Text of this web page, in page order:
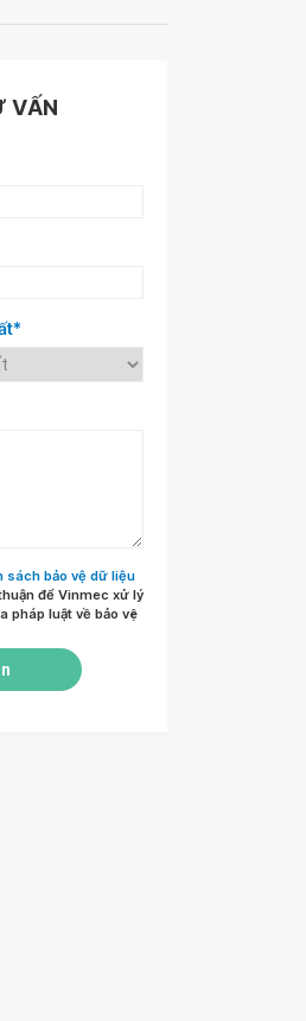
VẤN
sách bảo vệ dữ liệu
để Vinmec xử lý
pháp luật về bảo vệ